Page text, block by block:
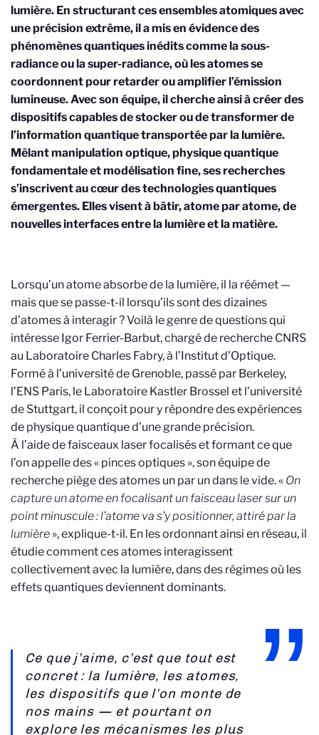
lumière. En structurant ces ensembles atomiques avec
une précision extrême, il a mis en évidence des
phénomènes quantiques inédits comme la sous-
radiance ou la super-radiance, où les atomes se
coordonnent pour retarder ou amplifier l’émission
lumineuse. Avec son équipe, il cherche ainsi à créer des
dispositifs capables de stocker ou de transformer de
l’information quantique transportée par la lumière.
Mêlant manipulation optique, physique quantique
fondamentale et modélisation fine, ses recherches
s’inscrivent au cœur des technologies quantiques
émergentes. Elles visent à bâtir, atome par atome, de
nouvelles interfaces entre la lumière et la matière.
Lorsqu’un atome absorbe de la lumière, il la réémet —
mais que se passe-t-il lorsqu’ils sont des dizaines
d’atomes à interagir ? Voilà le genre de questions qui
intéresse Igor Ferrier-Barbut, chargé de recherche CNRS
au Laboratoire Charles Fabry, à l’Institut d’Optique.
Formé à l’université de Grenoble, passé par Berkeley,
l’ENS Paris, le Laboratoire Kastler Brossel et l’université
de Stuttgart, il conçoit pour y répondre des expériences
de physique quantique d’une grande précision.
À l’aide de faisceaux laser focalisés et formant ce que
l’on appelle des « pinces optiques », son équipe de
recherche piège des atomes un par un dans le vide. « On
capture un atome en focalisant un faisceau laser sur un
point minuscule : l’atome va s’y positionner, attiré par la
lumière », explique-t-il. En les ordonnant ainsi en réseau, il
étudie comment ces atomes interagissent
collectivement avec la lumière, dans des régimes où les
effets quantiques deviennent dominants.
Ce que j’aime, c’est que tout est
concret : la lumière, les atomes,
les dispositifs que l’on monte de
nos mains — et pourtant on
explore les mécanismes les plus